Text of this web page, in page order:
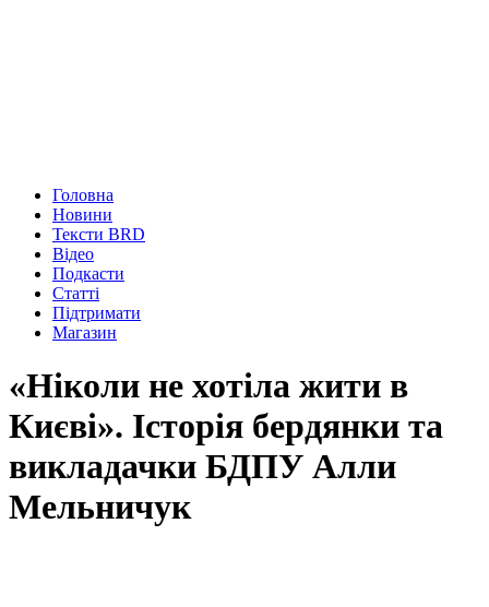
Головна
Новини
Тексти BRD
Відео
Подкасти
Статті
Підтримати
Магазин
«Ніколи не хотіла жити в
Києві». Історія бердянки та
викладачки БДПУ Алли
Мельничук